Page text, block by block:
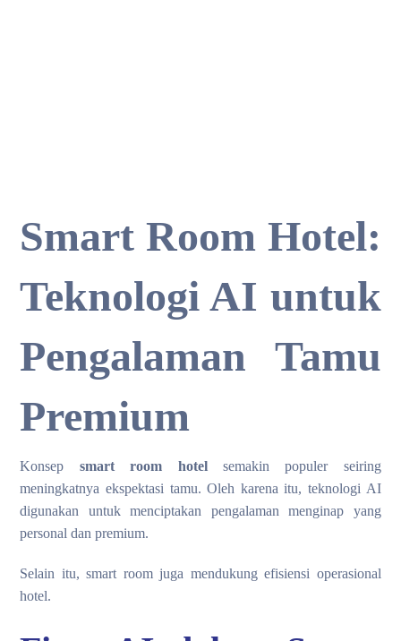
Smart Room Hotel:
Teknologi AI untuk
Pengalaman Tamu
Premium
Konsep smart room hotelsemakin populer seiring
meningkatnya ekspektasi tamu. Oleh karena itu, teknologi AI
digunakan untuk menciptakan pengalaman menginap yang
personal dan premium.
Selain itu, smart room juga mendukung efisiensi operasional
hotel.